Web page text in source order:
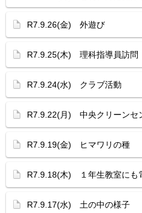
R7.9.26(金) 外遊び
R7.9.25(木) 理科指導員訪問
R7.9.24(水) クラブ活動
R7.9.22(月) 中央クリーンセ
R7.9.19(金) ヒマワリの種
R7.9.18(木) １年生教室にも
R7.9.17(水) 土の中の様子